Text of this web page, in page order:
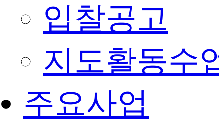
입찰공고
지도활동수
주요사업